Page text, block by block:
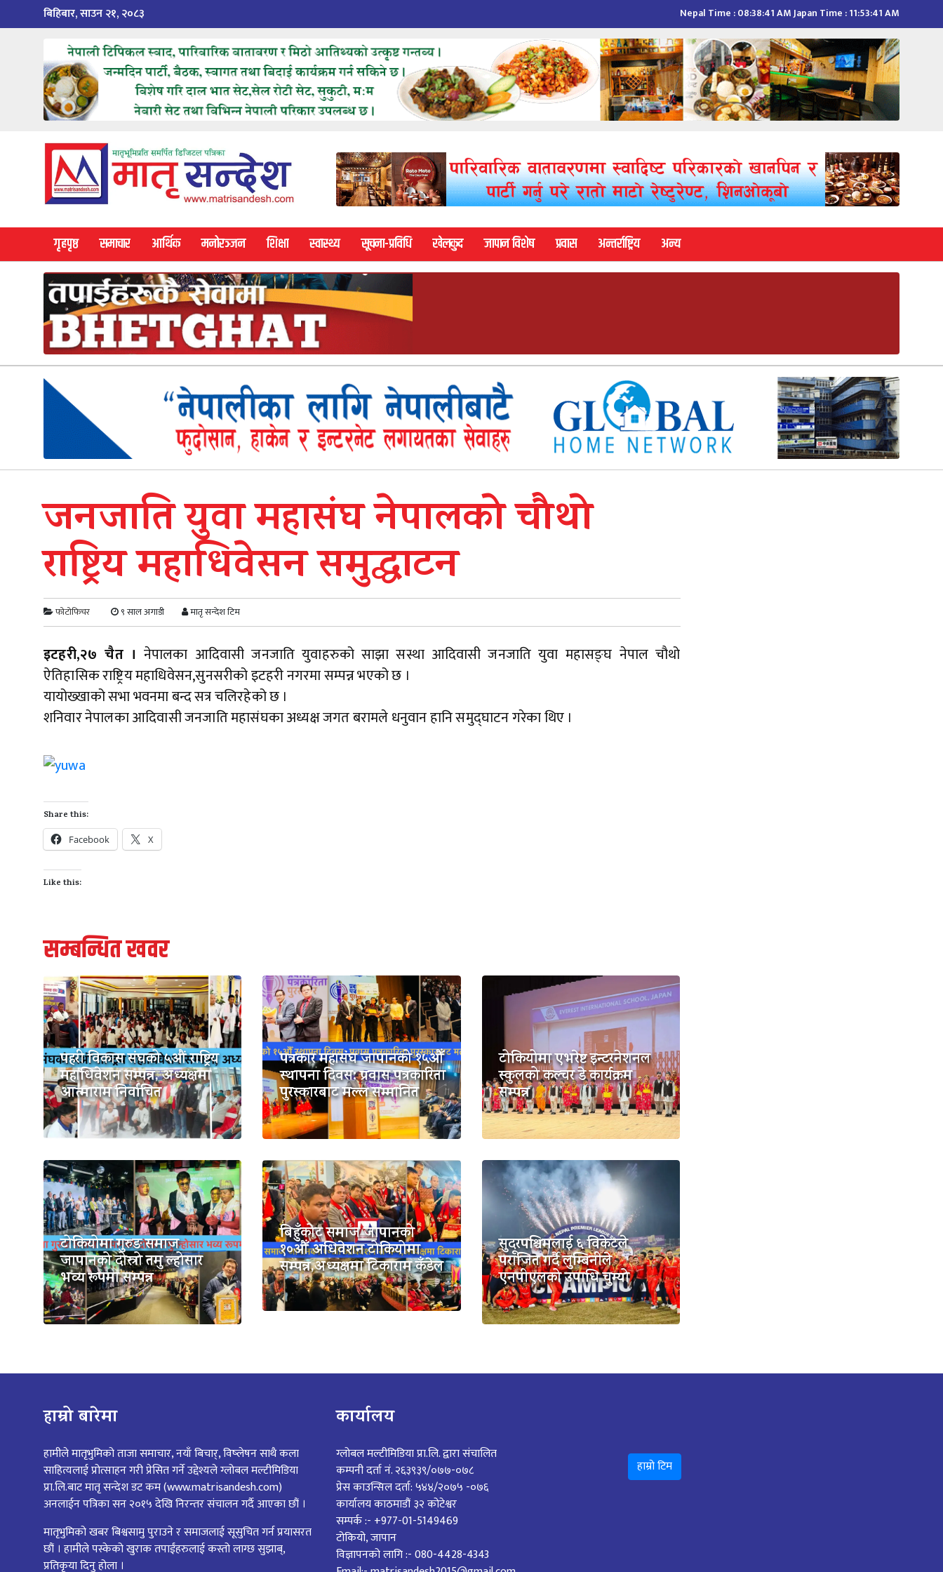
to
बिहिबार, साउन २१, २०८३ Nepal Time :08:38:42 AMJapan Time :11:53:42 AM
गृहपृष्ठ समाचार आर्थिक मनोरञ्जन शिक्षा स्वास्थ्य सूचना-प्रविधि खेलकुद जापान विशेष प्रवास अन्तर्राष्ट्रिय अन्य
जनजाति युवा महासंघ नेपालको चौथो
राष्ट्रिय महाधिवेसन समुद्घाटन
फोटोफिचर ९ साल अगाडी मातृ सन्देश टिम
इटहरी,२७ चैत । नेपालका आदिवासी जनजाति युवाहरुको साझा सस्था आदिवासी जनजाति युवा महासङ्घ नेपाल चौथो
ऐतिहासिक राष्ट्रिय महाधिवेसन,सुनसरीको इटहरी नगरमा सम्पन्न भएको छ ।
यायोख्खाको सभा भवनमा बन्द सत्र चलिरहेको छ ।
शनिवार नेपालका आदिवासी जनजाति महासंघका अध्यक्ष जगत बरामले धनुवान हानि समुद्घाटन गरेका थिए ।
Share this:
Facebook X
Like this:
सम्बन्धित खवर
पहरी विकास संघको ५औं राष्ट्रिय
महाधिवेशन सम्पन्न, अध्यक्षमा
आत्माराम निर्वाचित
पत्रकार महासंघ जापानको १५औँ
स्थापना दिवस: प्रवास पत्रकारिता
पुरस्कारबाट मल्ल सम्मानित
टोकियोमा एभरेष्ट इन्टरनेशनल
स्कुलको कल्चर डे कार्यक्रम
सम्पन्न
टोकियोमा गुरुङ समाज
जापानको दोस्रो तमु ल्होसार
भव्य रूपमा सम्पन्न
बिहुँकोट समाज जापानको
१०औँ अधिवेशन टोकियोमा
सम्पन्न,अध्यक्षमा टिकाराम कँडेल
सुदूरपश्चिमलाई ६ विकेटले
पराजित गर्दै लुम्बिनीले
एनपीएलको उपाधि चुम्यो
हाम्रो बारेमा
हामीले मातृभुमिको ताजा समाचार, नयाँ बिचार्, विष्लेषन साथै कला
साहित्यलाई प्रोत्साहन गरी प्रेसित गर्ने उद्देश्यले ग्लोबल मल्टीमिडिया
प्रा.लि.बाट मातृ सन्देश डट कम (www.matrisandesh.com)
अनलाईन पत्रिका सन २०१५ देखि निरन्तर संचालन गर्दै आएका छौं ।
मातृभुमिको खबर बिश्वसामु पुराउने र समाजलाई सूसुचित गर्न प्रयासरत
छौं । हामीले पस्केको खुराक तपाईंहरुलाई कस्तो लाग्छ सुझाब्,
प्रतिकृया दिनु होला ।
कार्यालय
ग्लोबल मल्टीमिडिया प्रा.लि. द्वारा संचालित
कम्पनी दर्ता नं. २६३९३९/०७७-०७८
प्रेस काउन्सिल दर्ता: ५४४/२०७५ -०७६
कार्यालय काठमाडौं ३२ कोटेश्वर
सम्पर्क :- +977-01-5149469
टोकियो, जापान
विज्ञापनको लागि :- 080-4428-4343
हाम्रो टिम